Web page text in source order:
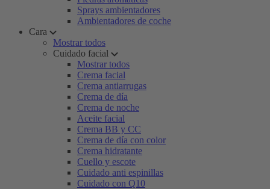
Sprays ambientadores
Ambientadores de coche
Cara
Mostrar todos
Cuidado facial
Mostrar todos
Crema facial
Crema antiarrugas
Crema de día
Crema de noche
Aceite facial
Crema BB y CC
Crema de día con color
Crema hidratante
Cuello y escote
Cuidado anti espinillas
Cuidado con Q10